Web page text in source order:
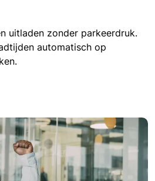
uitladen zonder parkeerdruk.
automatisch op